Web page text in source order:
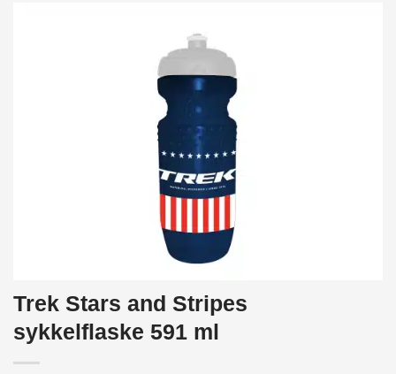
Trek Stars and Stripes
sykkelflaske 591 ml